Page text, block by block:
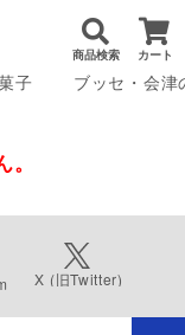
商品検索 カート
子 ブッセ・会津
X (旧Twitter)